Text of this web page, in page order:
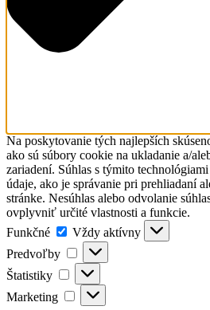
Na poskytovanie tých najlepších
ako sú súbory cookie na ukladanie a/
zariadení. Súhlas s týmito
údaje, ako je správanie pri prehliadaní
stránke. Nesúhlas alebo odvolanie
ovplyvniť určité vlastnosti a funkcie.
Funkčné
Funkčné
Vždy aktívny
Predvoľby
Predvoľby
Štatistiky Štatistiky
Marketing Marketing